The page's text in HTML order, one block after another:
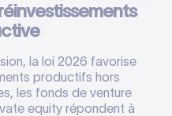
la loi 2026 favorise
productifs hors
les fonds de venture
equity répondent à